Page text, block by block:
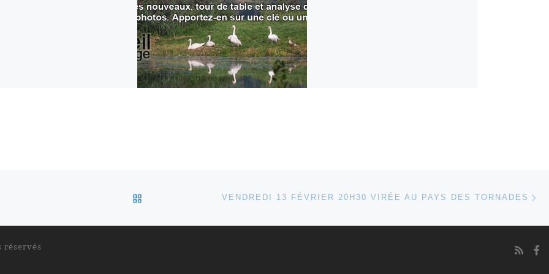
RETOUR À LA LISTE DES ARTICLES
VENDREDI 13 FÉVRIER 20H30 VIRÉE AU PAYS DES TORNADES
réservés